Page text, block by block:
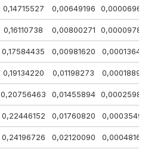
0,14715527 0,00649196
0,16110738 0,00800271
0,17584435 0,00981620 0,00013648
0,19134220 0,01198273 0,00018898
0,20756463 0,01455894
0,22446152 0,01760820 0,00035491
0,24196726 0,02120090 0,00048166